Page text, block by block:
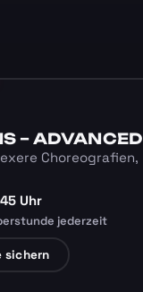
– ADVANCED
Choreografien,
Uhr
jederzeit
sichern